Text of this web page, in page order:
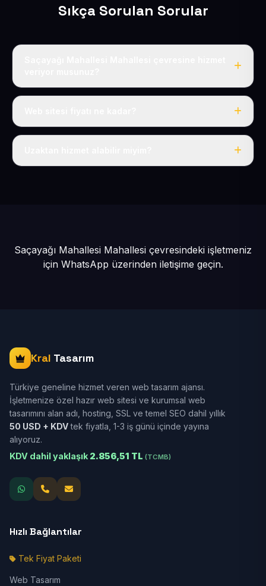
Sıkça Sorulan Sorular
Evet, Saçayağı Mahallesi dahil tüm Pınarbaşı ve
Tek fiyat: yılda 50 USD + KDV, her şey dahil.
Saçayağı Mahallesi Mahallesi çevresindeki işletmeniz
için WhatsApp üzerinden iletişime geçin.
Kral Tasarım
Türkiye geneline hizmet veren web tasarım ajansı.
İşletmenize özel hazır web sitesi ve kurumsal web
tasarımını alan adı, hosting, SSL ve temel SEO dahil yıllık
50 USD + KDVtek fiyatla, 1-3 iş günü içinde yayına
alıyoruz.
KDV dahil yaklaşık 2.856,51 TL (TCMB)
Hızlı Bağlantılar
Tek Fiyat Paketi
Web Tasarım